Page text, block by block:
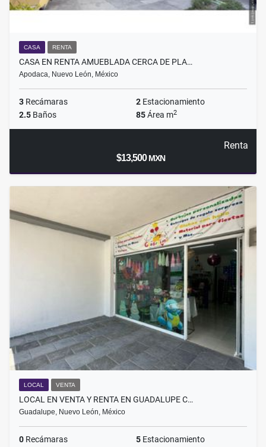
CASA RENTA
CASA EN RENTA AMUEBLADA CERCA DE PLA…
Apodaca, Nuevo León, México
3 Recámaras 2 Estacionamiento
2.5 Baños 85Área m2
Renta
$13,500MXN
LOCAL VENTA
LOCAL EN VENTA Y RENTA EN GUADALUPE C…
Guadalupe, Nuevo León, México
0 Recámaras 5 Estacionamiento